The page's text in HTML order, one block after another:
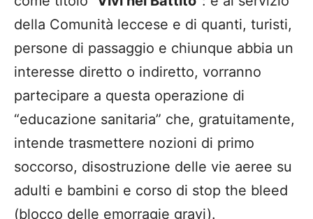
della Comunità leccese e di quanti, turisti,
persone di passaggio e chiunque abbia un
interesse diretto o indiretto, vorranno
partecipare a questa operazione di
“educazione sanitaria” che, gratuitamente,
intende trasmettere nozioni di primo
soccorso, disostruzione delle vie aeree su
adulti e bambini e corso di stop the bleed
(blocco delle emorragie gravi).